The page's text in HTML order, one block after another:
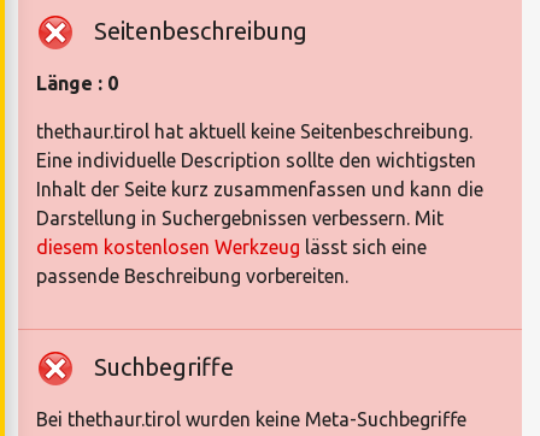
Seitenbeschreibung
Länge : 0
thethaur.tirol hat aktuell keine Seitenbeschreibung.
Eine individuelle Description sollte den wichtigsten
Inhalt der Seite kurz zusammenfassen und kann die
Darstellung in Suchergebnissen verbessern. Mit
diesem kostenlosen Werkzeug lässt sich eine
passende Beschreibung vorbereiten.
Suchbegriffe
Bei thethaur.tirol wurden keine Meta-Suchbegriffe